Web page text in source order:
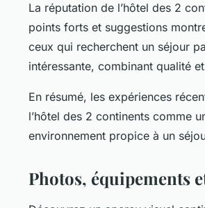
La réputation de l’hôtel des 2
points forts et suggestions
ceux qui recherchent un séjour
intéressante, combinant qualité
En résumé, les expériences
l’hôtel des 2 continents comme
environnement propice à un
Photos, équipements